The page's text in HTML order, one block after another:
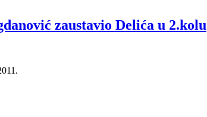
zaustavio Delića u 2.kolu